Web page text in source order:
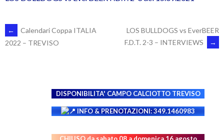
POST
←
Calendari Coppa ITALIA
2022 – TREVISO
LOS BULLDOGS vs EverBEER
F.D.T. 2-3 – INTERVIEWS
→
DISPONIBILITA' CAMPO CALCIOTTO TREVISO
INFO & PRENOTAZIONI: 349.1460983